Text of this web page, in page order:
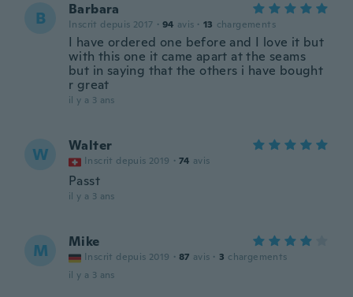
B Barbara
Inscrit depuis 2017 · 94 avis · 13 chargements
I have ordered one before and I love it but
with this one it came apart at the seams
but in saying that the others i have bought
r great
il y a 3 ans
W Walter
Inscrit depuis 2019 · 74 avis
Passt
il y a 3 ans
M Mike
Inscrit depuis 2019 · 87 avis · 3 chargements
il y a 3 ans